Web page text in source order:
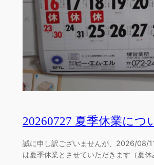
20260727 夏季休業につ
誠に申し訳ございませんが、2026/08/
は夏季休業とさせていただきます（夏